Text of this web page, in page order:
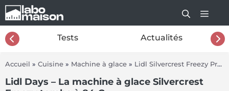
Aller
au
contenu
Tests Actualités
Accueil » Cuisine » Machine à glace » Lidl Silvercrest Freezy Premium
Lidl Days – La machine à glace Silvercrest